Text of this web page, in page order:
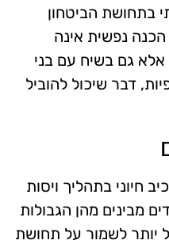
בתחושת הביטחון
נפשית אינה
גם בשיח עם בני
דבר שיכול להוביל
חיוני בתהליך ויסות
מבינים מהן הגבולות
יותר לשמור על תחושת